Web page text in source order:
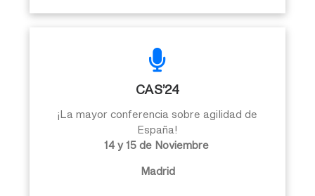
CAS’24
¡La mayor conferencia sobre agilidad de
España!
14 y 15 de Noviembre
Madrid